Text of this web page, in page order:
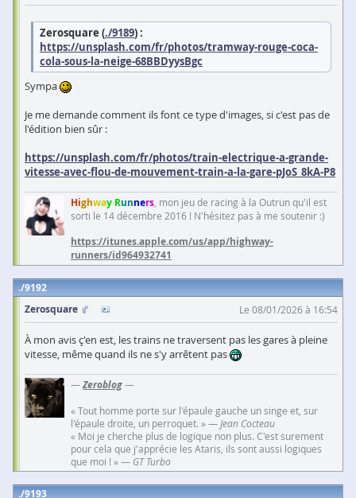
Zerosquare (./9189) :
https://unsplash.com/fr/photos/tramway-rouge-coca-
cola-sous-la-neige-68BBDyysBgc
Sympa
Je me demande comment ils font ce type d'images, si c'est pas de
l'édition bien sûr :
https://unsplash.com/fr/photos/train-electrique-a-grande-
vitesse-avec-flou-de-mouvement-train-a-la-gare-pJoS_8kA-P8
Highway Runners , mon jeu de racing à la Outrun qu'il est
sorti le 14 décembre 2016 ! N'hésitez pas à me soutenir :)
https://itunes.apple.com/us/app/highway-
runners/id964932741
9192
Zerosquare
Le 08/01/2026 à 16:54
À mon avis ç'en est, les trains ne traversent pas les gares à pleine
vitesse, même quand ils ne s'y arrêtent pas
—Zeroblog—
« Tout homme porte sur l'épaule gauche un singe et, sur
l'épaule droite, un perroquet. » — Jean Cocteau
« Moi je cherche plus de logique non plus. C'est surement
pour cela que j'apprécie les Ataris, ils sont aussi logiques
que moi ! » — GT Turbo
9193